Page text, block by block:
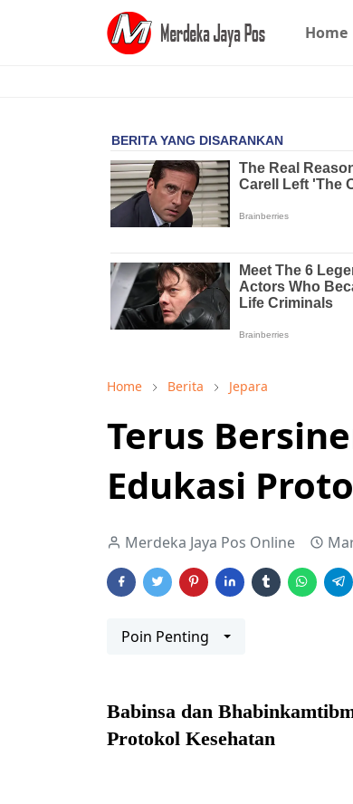
Home
Home Berita Jepara
Terus
Edukasi
Merdeka Jaya Pos Online
Poin Penting
Babinsa dan
Protokol Kesehatan